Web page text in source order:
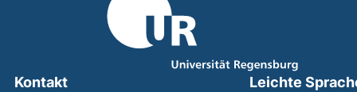
Kontakt
Leichte